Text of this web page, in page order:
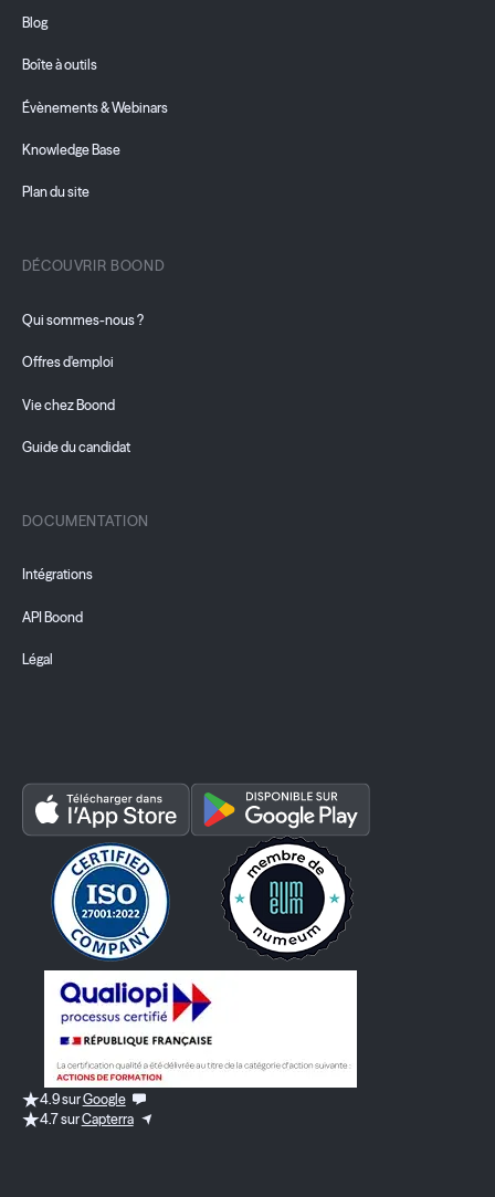
Blog
Boîte à outils
Évènements & Webinars
Knowledge Base
Plan du site
DÉCOUVRIR BOOND
Qui sommes-nous ?
Offres d'emploi
Vie chez Boond
Guide du candidat
DOCUMENTATION
Intégrations
API Boond
Légal
4.9 surGoogle
4.7 surCapterra